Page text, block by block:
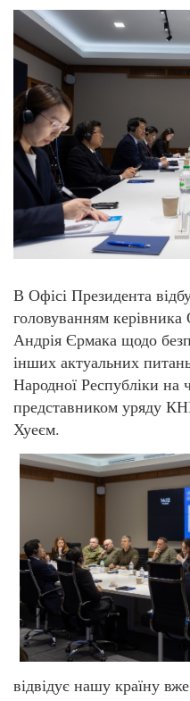
В Офісі Президента
головуванням
Андрія Єрмака щодо
інших актуальних
Народної Республіки на
представником уряду
Хуеєм.
відвідує нашу країну